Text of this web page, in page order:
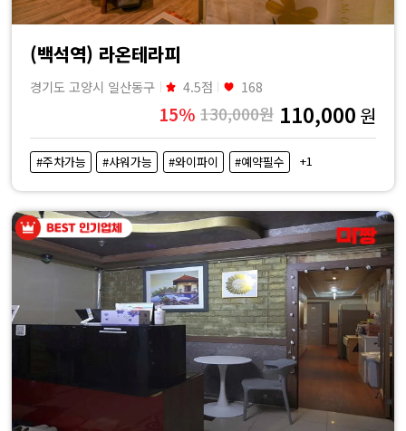
(백석역) 라온테라피
경기도 고양시 일산동구 4.5점 168
15% 130,000원 110,000 원
#주차가능 #샤워가능 #와이파이 #예약필수 +1